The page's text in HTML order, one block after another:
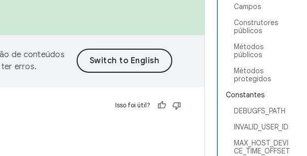
Campos
Construtores
públicos
Métodos
públicos
Métodos
protegidos
Constantes
DEBUGFS_PATH
INVALID_USER_ID
MAX_HOST_DEVI
CE_TIME_OFFSET
de conteúdos
erros.
Isso foi útil?